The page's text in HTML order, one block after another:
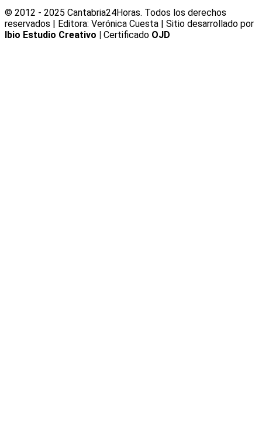
© 2012 - 2025 Cantabria24Horas. Todos los derechos
reservados | Editora: Verónica Cuesta | Sitio desarrollado por
Ibio Estudio Creativo |
Certificado OJD